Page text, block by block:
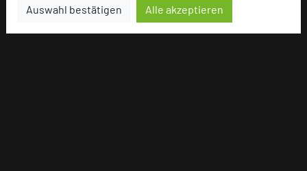
Auswahl bestätigen Alle akzeptieren